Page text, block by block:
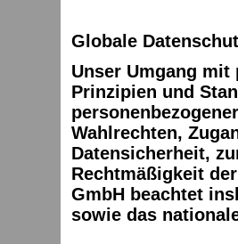
Globale
Unser Umgang mit
Prinzipien und
Wahlrechten,
Datensicherheit,
Rechtmäßigkeit
GmbH beachtet
sowie das